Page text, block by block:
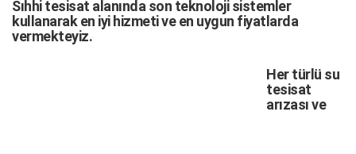
Sıhhi tesisat alanında son teknoloji sistemler
kullanarak en iyi hizmeti ve en uygun fiyatlarda
vermekteyiz.
Her türlü su
tesisat
arızasıve